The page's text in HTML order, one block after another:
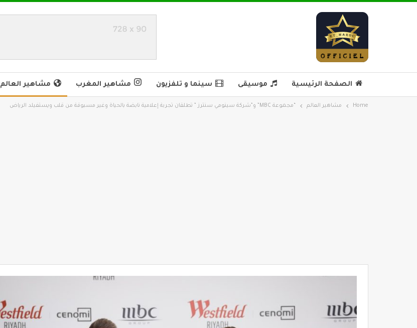
الصفحة الرئيسية موسيقى سينما و تلفزيون مشاهير المغرب مشاهير العالم
Home مشاهير العالم “مجموعة MBC” و”شركة سينومي سنترز ” تطلقان تجربة إعلامية نابضة بالحياة وغير مسبوقة من قلب ويستفيلد الرياض